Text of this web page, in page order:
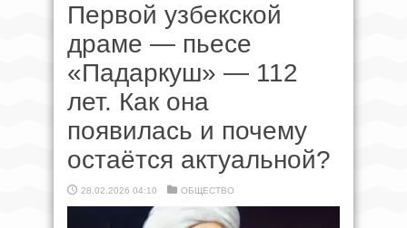
Первой узбекской
драме — пьесе
«Падаркуш» — 112
лет. Как она
появилась и почему
остаётся актуальной?
28.02.2026 04:10 ОБЩЕСТВО